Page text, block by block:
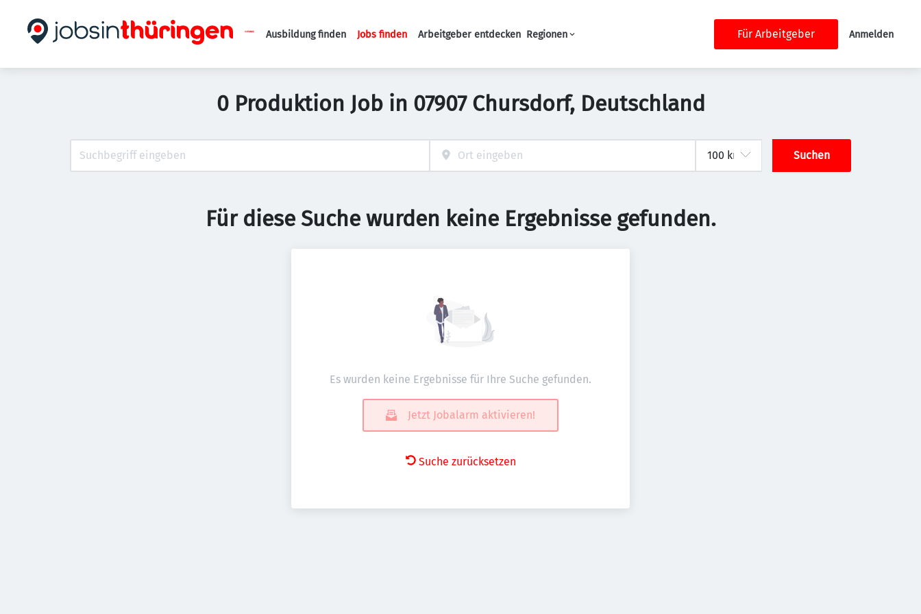
Haupt-Navigation
Ausbildung finden Jobs finden Arbeitgeber entdecken Regionen Für Arbeitgeber Anmelden
0 Produktion Job in 07907 Chursdorf, Deutschland
Suchen
Für diese Suche wurden keine Ergebnisse gefunden.
Es wurden keine Ergebnisse für Ihre Suche gefunden.
Jetzt Jobalarm aktivieren!
Suche zurücksetzen